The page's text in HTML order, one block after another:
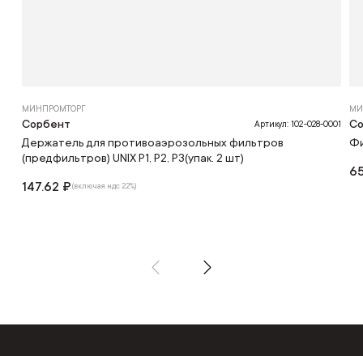
МИНПРОМТОРГ
Сорбент Артикул: 102-028-0001
Держатель для противоаэрозольных фильтров
(предфильтров) UNIX P1, P2, P3(упак. 2 шт)
147.62 ₽(включая ндс 22%)